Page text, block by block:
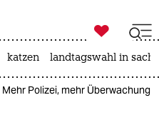
ich

taz zahl ich
katzen landtagswahl in
Polizei, mehr Überwachung